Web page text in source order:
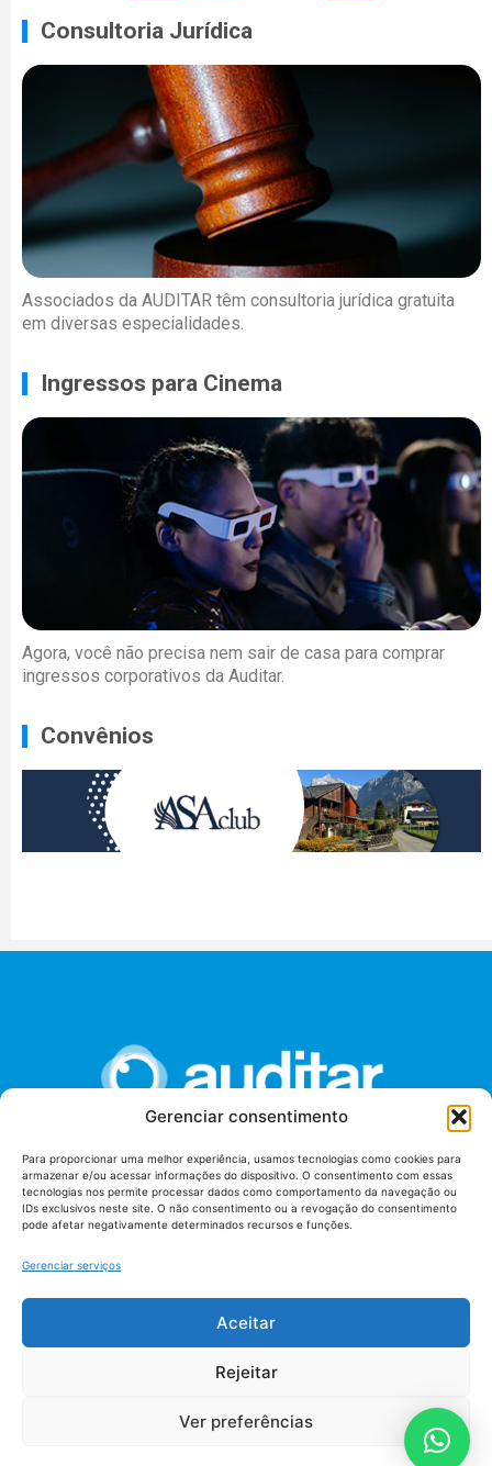
Gerenciar consentimento
Para proporcionar uma melhor experiência, usamos tecnologias como cookies para
armazenar e/ou acessar informações do dispositivo. O consentimento com essas
tecnologias nos permite processar dados como comportamento da navegação ou
IDs exclusivos neste site. O não consentimento ou a revogação do consentimento
pode afetar negativamente determinados recursos e funções.
Gerenciar serviços
Aceitar
Rejeitar
Ver preferências
Consultoria Jurídica
Associados da AUDITAR têm consultoria jurídica gratuita
em diversas especialidades.
Ingressos para Cinema
Agora, você não precisa nem sair de casa para comprar
ingressos corporativos da Auditar.
Convênios
União dos Auditores Federais de Controle Externo -
AUDITAR
Setor de Administração Federal Sul (SAF/Sul), Qd. 04, Lt. 01
Tribunal de Contas da União (TCU), Subsolo, Sala S04
Termos de uso